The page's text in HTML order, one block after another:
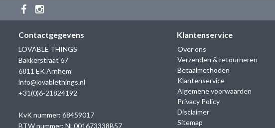
Contactgegevens
LOVABLE THINGS
Bakkerstraat 67
6811 EK Arnhem
info@lovablethings.nl
+31(0)6-21824192
KvK nummer: 68459017
BTW nummer: NL001673338B57
Klantenservice
Over ons
Verzenden & retourneren
Betaalmethoden
Klantenservice
Algemene voorwaarden
Privacy Policy
Disclaimer
Sitemap